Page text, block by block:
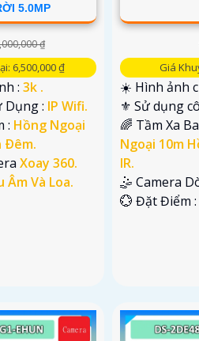
5.0MP
₫
6,500,000 ₫
: 3k .
Dụng : IP Wifi.
: Hồng Ngoại
Ðêm.
Xoay 360.
Âm Và Loa.
Giá
☀️ Hình ảnh
⚜️ Sử dụng
🌈 Tầm Xa
Ngoại 10m
IR.
🤹 Camera
️💮 Đặt Điểm :